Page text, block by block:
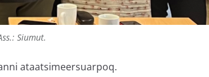
Siumut.
ataatsimeersuarpoq.